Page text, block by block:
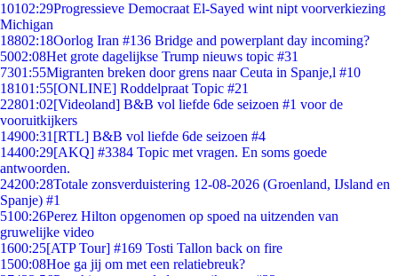
10102:29Progressieve Democraat El-Sayed wint nipt voorverkiezing
Michigan
18802:18Oorlog Iran #136 Bridge and powerplant day incoming?
5002:08Het grote dagelijkse Trump nieuws topic #31
7301:55Migranten breken door grens naar Ceuta in Spanje,l #10
18101:55[ONLINE] Roddelpraat Topic #21
22801:02[Videoland] B&B vol liefde 6de seizoen #1 voor de
vooruitkijkers
14900:31 [RTL] B&B vol liefde 6de seizoen #4
14400:29[AKQ] #3384 Topic met vragen. En soms goede
antwoorden.
24200:28Totale zonsverduistering 12-08-2026 (Groenland, IJsland en
Spanje) #1
5100:26Perez Hilton opgenomen op spoed na uitzenden van
gruwelijke video
1600:25[ATP Tour] #169 Tosti Tallon back on fire
1500:08Hoe ga jij om met een relatiebreuk?